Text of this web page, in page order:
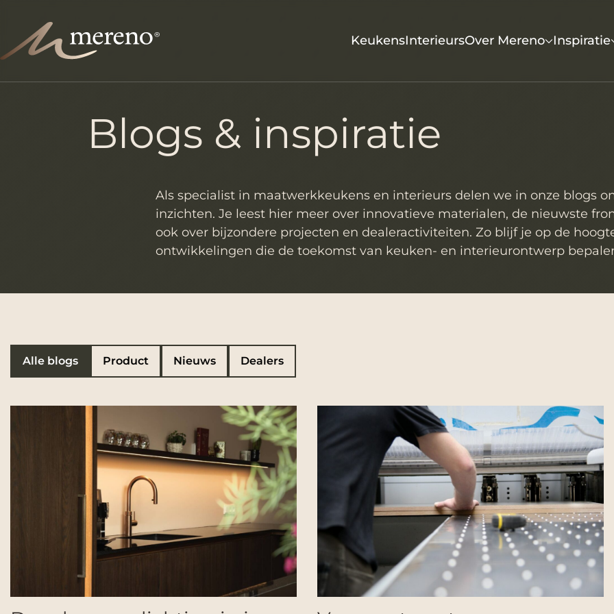
KeukensInterieursOver Mereno Inspiratie
Blogs & inspiratie
Als specialist in maatwerkkeukens en interieurs delen we in onze blogs
inzichten. Je leest hier meer over innovatieve materialen, de nieuwste
ook over bijzondere projecten en dealeractiviteiten. Zo blijf je op de
ontwikkelingen die de toekomst van keuken- en interieurontwerp
Blog Categorie
Alle blogs Product Nieuws Dealers